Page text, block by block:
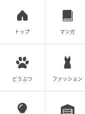
トップ マンガ
どうぶつ ファッション